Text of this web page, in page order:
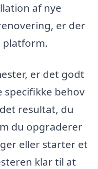
af nye
er der
platform.
er det godt
specifikke behov
resultat, du
du opgraderer
eller starter et
klar til at